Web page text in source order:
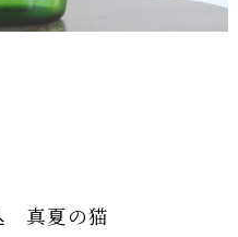
真夏の猫